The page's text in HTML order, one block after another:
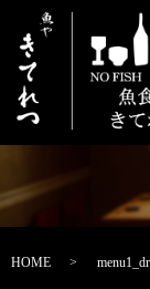
HOME